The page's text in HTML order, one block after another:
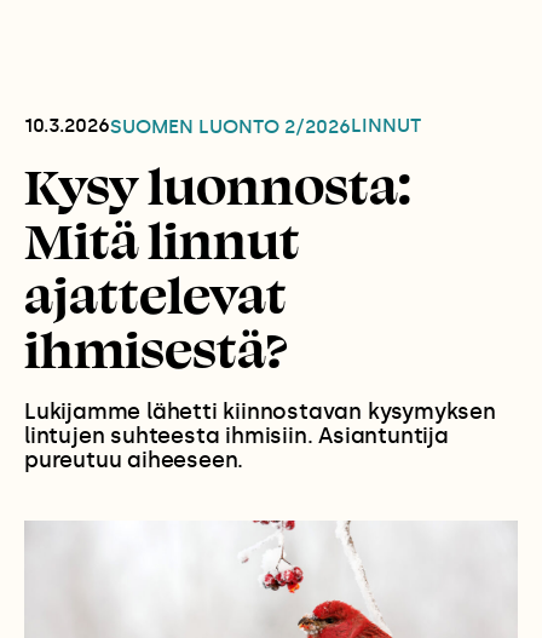
10.3.2026SUOMEN LUONTO 2/2026LINNUT
Kysy luonnosta:
Mitä linnut
ajattelevat
ihmisestä?
Lukijamme lähetti kiinnostavan kysymyksen
lintujen suhteesta ihmisiin. Asiantuntija
pureutuu aiheeseen.